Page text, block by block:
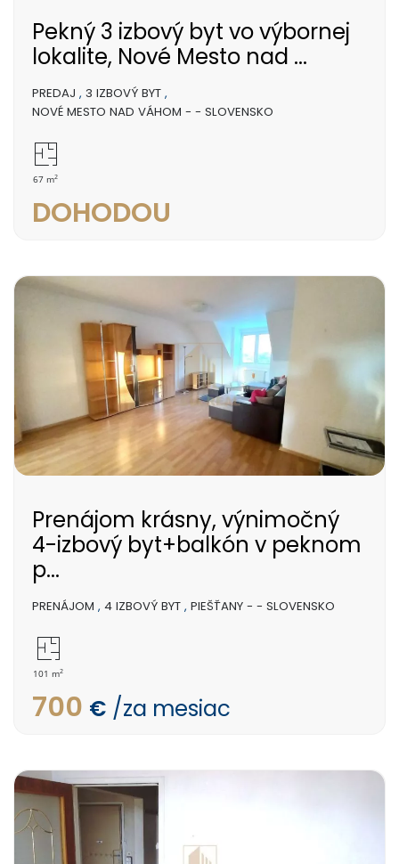
Pekný 3 izbový byt vo výbornej
lokalite, Nové Mesto nad ...
PREDAJ , 3 IZBOVÝ BYT ,
NOVÉ MESTO NAD VÁHOM - - SLOVENSKO
67 m2
DOHODOU
Prenájom krásny, výnimočný
4-izbový byt+balkón v peknom
p...
PRENÁJOM , 4 IZBOVÝ BYT , PIEŠŤANY - - SLOVENSKO
101 m2
700 € /za mesiac